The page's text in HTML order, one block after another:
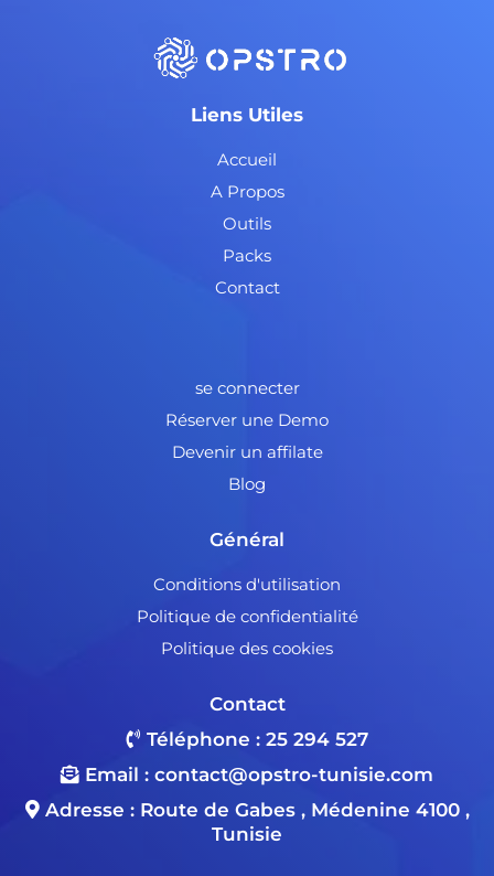
Liens Utiles
Accueil
A Propos
Outils
Packs
Contact
se connecter
Réserver une Demo
Devenir un affilate
Blog
Général
Conditions d'utilisation
Politique de confidentialité
Politique des cookies
Contact
Téléphone : 25 294 527
Email : contact@opstro-tunisie.com
Adresse : Route de Gabes , Médenine 4100 ,
Tunisie